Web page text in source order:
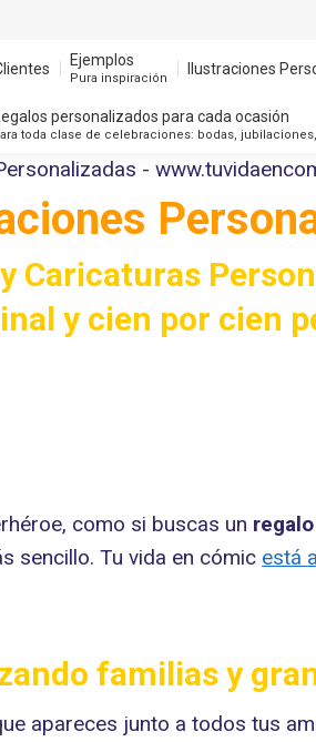
Ejemplos
Pura inspiración
Ilustraciones
personalizados para cada ocasión
toda clase de celebraciones: bodas,
Caricaturas
y cien por cien
como si buscas un
sencillo. Tu vida en cómic está
familias y
apareces junto a todos tus